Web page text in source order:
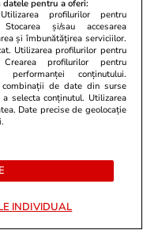
navală
și alte două zone
cu o
pentru a oferi:
profilurilor pentru
și/sau accesarea
și îmbunătățirea serviciilor.
Utilizarea profilurilor pentru
profilurilor pentru
performanței conținutului.
de date din surse
selecta conținutul. Utilizarea
Date precise de geolocație
INDIVIDUAL